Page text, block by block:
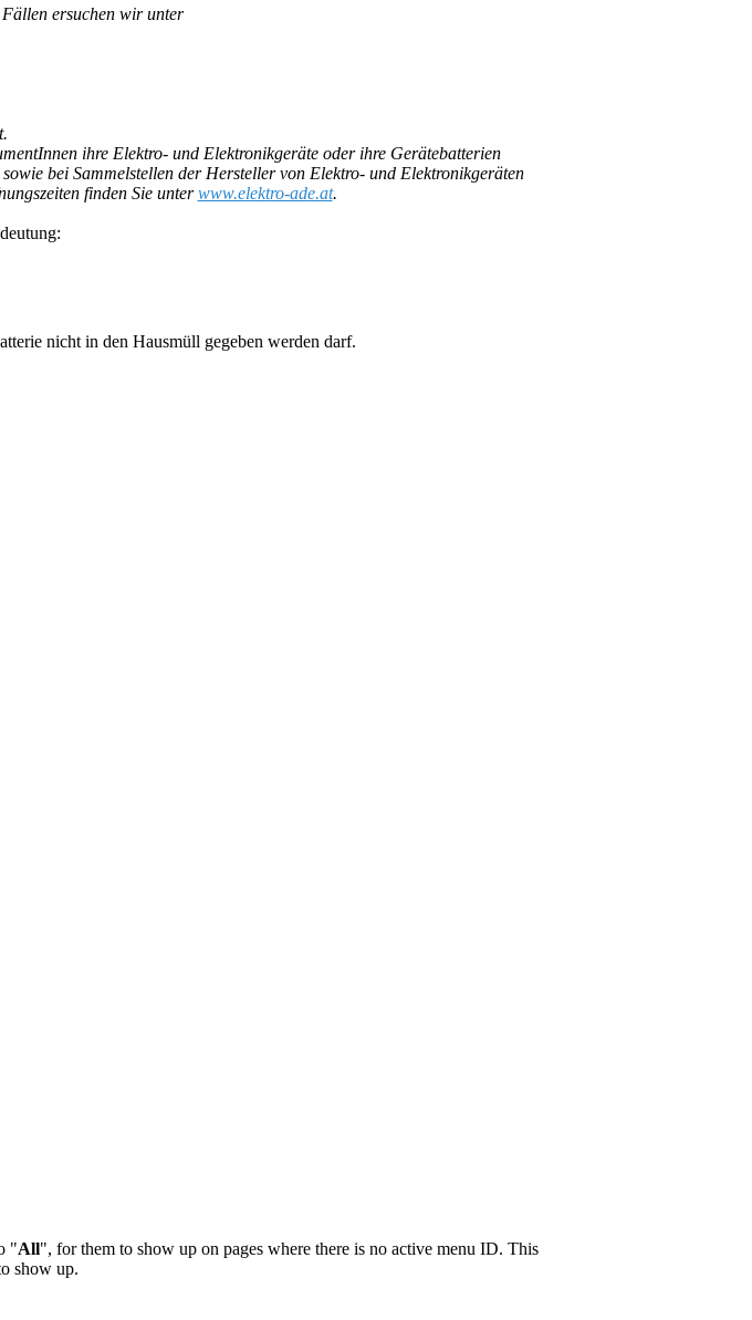
ersuchen wir unter
ihre Elektro- und Elektronikgeräte oder ihre Gerätebatterien
bei Sammelstellen der Hersteller von Elektro- und Elektronikgeräten
finden Sie unterwww.elektro-ade.at.
nicht in den Hausmüll gegeben werden darf.
"All", for them to show up on pages where there is no active menu ID. This
show up.